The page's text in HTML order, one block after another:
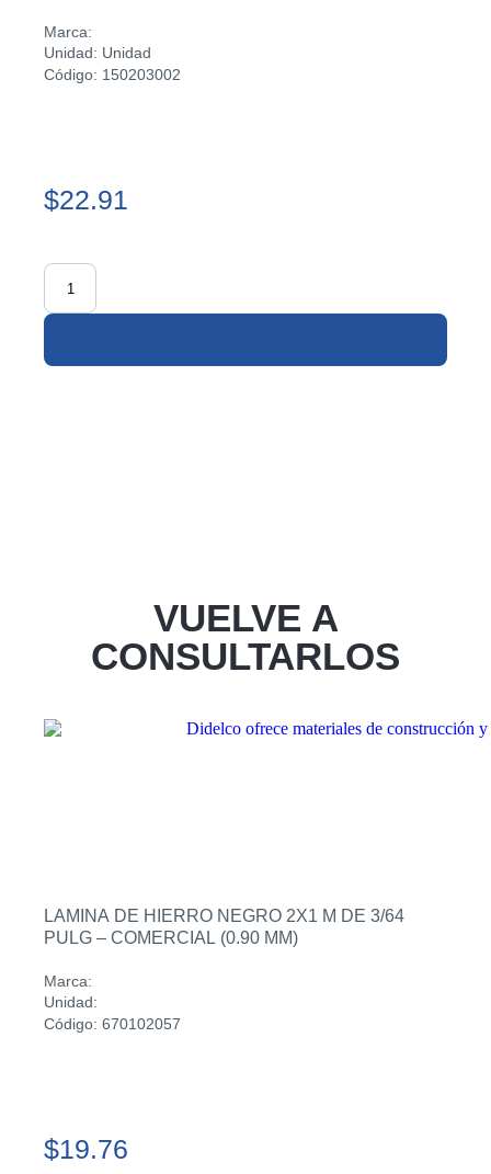
Marca:
Unidad: Unidad
Código: 150203002
$22.91
VUELVE A
CONSULTARLOS
LAMINA DE HIERRO NEGRO 2X1 M DE 3/64
PULG – COMERCIAL (0.90 MM)
Marca:
Unidad:
Código: 670102057
$19.76